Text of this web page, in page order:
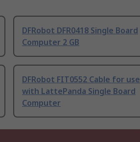
DFRobot DFR0418 Single Board
Computer 2 GB
DFRobot FIT0552 Cable for use
with LattePanda Single Board
Computer